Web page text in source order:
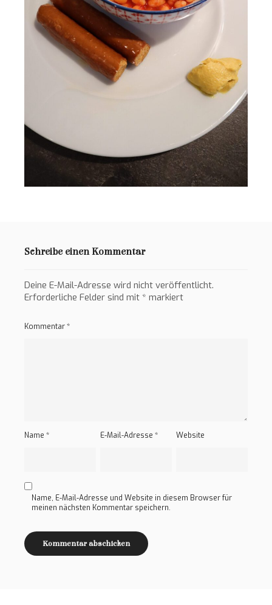
Schreibe einen Kommentar
Deine E-Mail-Adresse wird nicht veröffentlicht.
Erforderliche Felder sind mit * markiert
Kommentar*
Name * E-Mail-Adresse* Website
Name, E-Mail-Adresse und Website in diesem Browser für
meinen nächsten Kommentar speichern.